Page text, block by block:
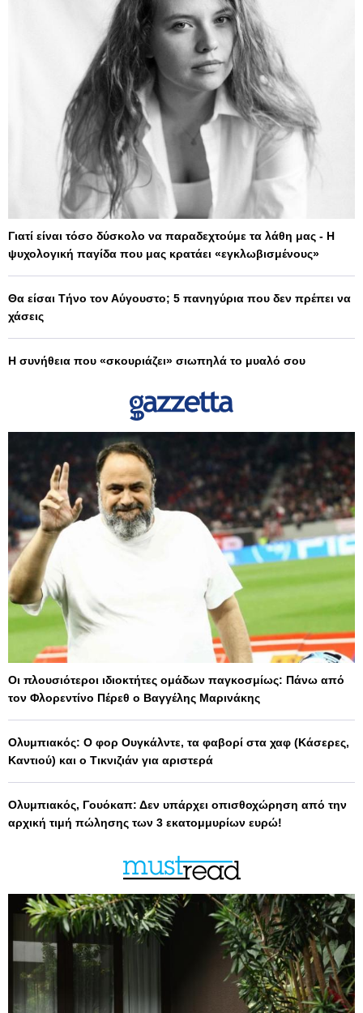
Γιατί είναι τόσο δύσκολο να παραδεχτούμε τα λάθη μας - Η
ψυχολογική παγίδα που μας κρατάει «εγκλωβισμένους»
Θα είσαι Τήνο τον Αύγουστο; 5 πανηγύρια που δεν πρέπει να
χάσεις
Η συνήθεια που «σκουριάζει» σιωπηλά το μυαλό σου
Οι πλουσιότεροι ιδιοκτήτες ομάδων παγκοσμίως: Πάνω από
τον Φλορεντίνο Πέρεθ ο Βαγγέλης Μαρινάκης
Ολυμπιακός: Ο φορ Ουγκάλντε, τα φαβορί στα χαφ (Κάσερες,
Καντιού) και ο Τικνιζιάν για αριστερά
Ολυμπιακός, Γουόκαπ: Δεν υπάρχει οπισθοχώρηση από την
αρχική τιμή πώλησης των 3 εκατομμυρίων ευρώ!